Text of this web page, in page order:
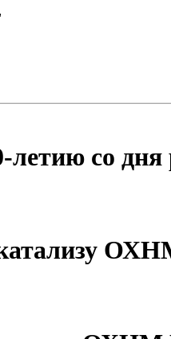
со дня
катализу